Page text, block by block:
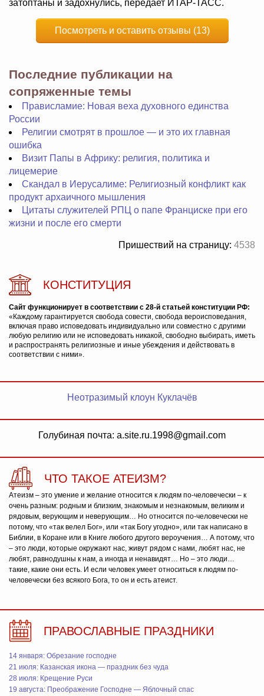
затоптаны и задохнулись, передает ИТАР-ТАСС.
Посмотреть и оставить отзывы (13)
Последние публикации на
сопряженные темы
Прависламие: Новая веха духовного единства
России
Религии смотрят в прошлое — и это их главная
ошибка
Визит Папы в Африку: религия, политика и
лицемерие
Скандал в Иерусалиме: Религиозный конфликт как
продукт архаичного мышления
Цитаты служителей РПЦ о папе Франциске при его
жизни и после его смерти
Пришествий на страницу: 4538
КОНСТИТУЦИЯ
Сайт функционирует в соответствии с 28-й статьей конституции РФ:
«Каждому гарантируется свобода совести, свобода вероисповедания,
включая право исповедовать индивидуально или совместно с другими
любую религию или не исповедовать никакой, свободно выбирать, иметь
и распространять религиозные и иные убеждения и действовать в
соответствии с ними».
Неотразимый клоун Куклачёв
Голубиная почта: a.site.ru.1998@gmail.com
ЧТО ТАКОЕ АТЕИЗМ?
Атеизм – это умение и желание относится к людям по-человечески – к
очень разным: родным и близким, знакомым и незнакомым, великим и
рядовым, верующим и неверующим… Но относится по-человечески не
потому, что «так велел Бог», или «так Богу угодно», или так написано в
Библии, в Коране или в Книге любого другого вероучения… А потому, что
– это люди, которые окружают нас, живут рядом с нами, любят нас, не
любят, равнодушны к нам, а иногда и ненавидят… Но – это люди…
такие, какие они есть. И если человек умеет относиться к людям по-
человечески без всякого Бога, то он и есть атеист.
ПРАВОСЛАВНЫЕ ПРАЗДНИКИ
14 января: Обрезание господне
21 июля: Казанская икона — праздник без чуда
28 июля: Крещение Руси
19 августа: Преображение Господне — Яблочный спас